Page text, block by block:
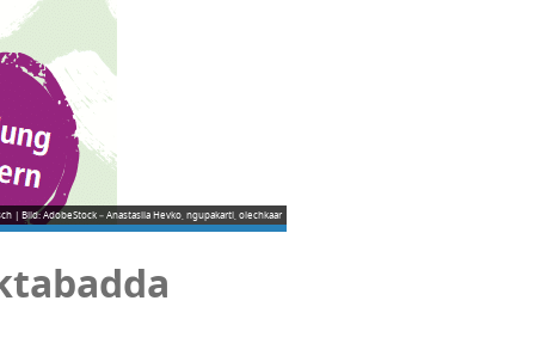
| Bild: AdobeStock – Anastasiia Hevko, ngupakarti, olechkaar